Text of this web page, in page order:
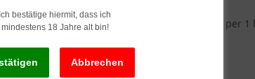
1.149,00 per 1 l
1.149,00 per 1 l
Ich bestätige hiermit, dass ich
mindestens 18 Jahre alt bin!